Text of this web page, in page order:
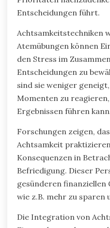
Entscheidungen führt.
Achtsamkeitstechniken
Atemübungen können
den Stress im
Entscheidungen zu
sind sie weniger
Momenten zu
Ergebnissen führen
Forschungen zeigen,
Achtsamkeit
Konsequenzen in
Befriedigung. Dieser
gesünderen finanziellen
wie z.B. mehr zu sparen
Die Integration von